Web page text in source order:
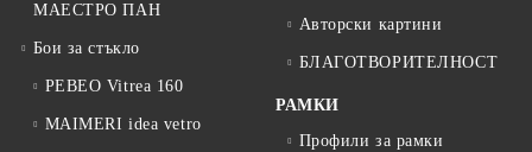
МАЕСТРО ПАН
Бои за стъкло
PEBEO Vitrea 160
MAIMERI idea vetro
Авторски картини
БЛАГОТВОРИТЕЛНОСТ
РАМКИ
Профили за рамки